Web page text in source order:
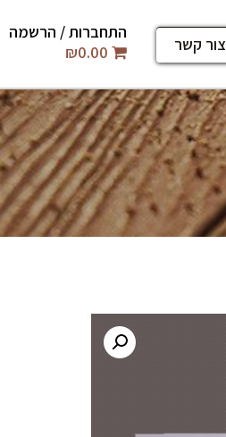
צור קשר
התחברות / הרשמה
₪0.00